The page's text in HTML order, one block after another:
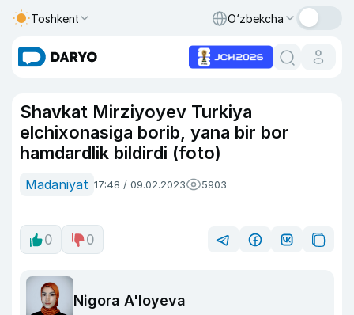
Toshkent O‘zbekcha
Shavkat Mirziyoyev Turkiya
elchixonasiga borib, yana bir bor
hamdardlik bildirdi (foto)
Madaniyat 17:48 / 09.02.2023 5903
0 0
Nigora A'loyeva